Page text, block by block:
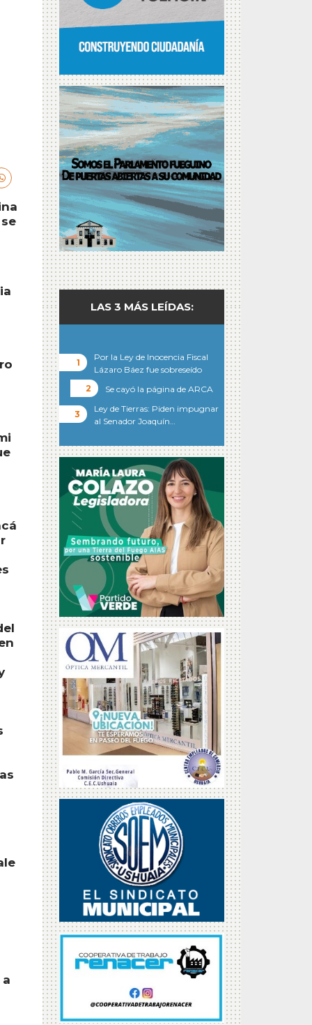
LAS 3 MÁS LEÍDAS:
Por la Ley de Inocencia Fiscal
Lázaro Báez fue sobreseído
Se cayó la página de ARCA
Ley de Tierras: Piden impugnar
al Senador Joaquín…